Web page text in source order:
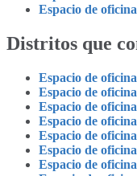
Espacio de
Distritos que
Espacio de
Espacio de
Espacio de
Espacio de
Espacio de
Espacio de
Espacio de